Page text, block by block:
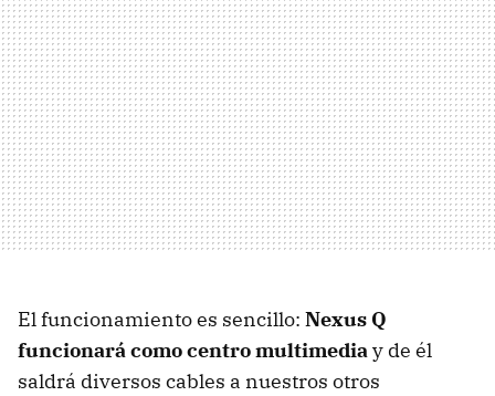
El funcionamiento es sencillo: Nexus Q
funcionará como centro multimediay de él
saldrá diversos cables a nuestros otros